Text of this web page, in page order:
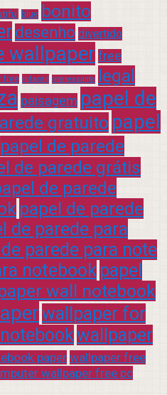
blue bonito
desenho divertido
wallpaper free
free infantil interessante legal
paisagem papel de
gratuito papel
papel de parede
de parede grátis
de parede
papel de parede
de parede para
parede para note
notebook papel
wall notebook
wallpaper for
wallpaper
paperwallpaper free
wallpaper free pc